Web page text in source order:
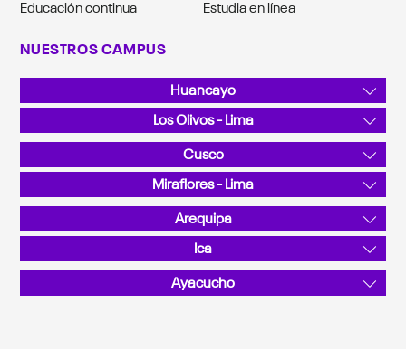
Educación continua
Estudia en línea
NUESTROS CAMPUS
Huancayo
Av. San Carlos 1980, Urb. San Antonio
Teléfono: 064 481430
Los Olivos - Lima
Av. Alfredo Mendiola 5210
Teléfono: 01 2132760
Cusco
Sector Angostura KM 10, San Jerónimo
Teléfono: 084 480070
Miraflores - Lima
Calle Junín 355
Teléfono: 01 2132760
Arequipa
La Canseco II / Sector: Valle Chili - José Luis Bustamante y
Rivero
Teléfono: 054 412030
Ica
Calle C N.° 201, Parque Industrial
Teléfono: 056 458008
Ayacucho